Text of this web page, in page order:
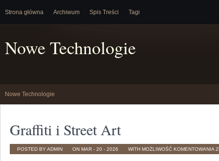
Strona główna Archiwum Spis Treści Tagi
Nowe Technologie
Nowe Technologie
Graffiti i Street Art
POSTED BY ADMIN ON MAR - 20 - 2026 WITH MOŻLIWOŚĆ KOMENTOWANIA
I